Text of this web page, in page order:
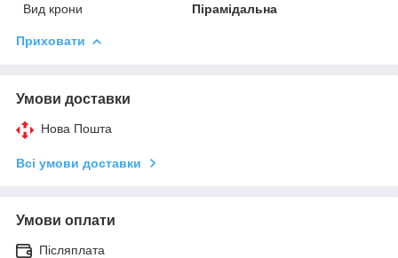
Вид крони
Пірамідальна
Приховати
Умови доставки
Нова Пошта
Всі умови доставки
Умови оплати
Післяплата